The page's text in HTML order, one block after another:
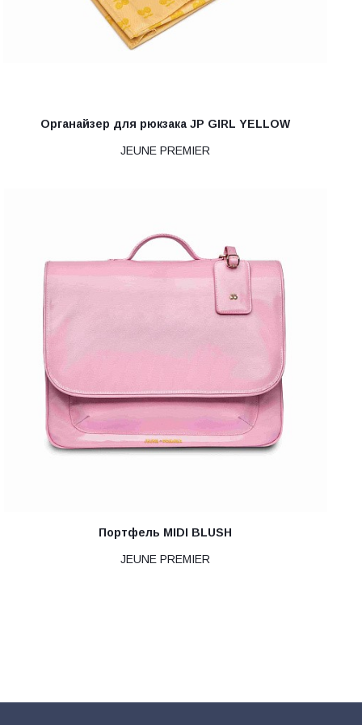
Органайзер для рюкзака JP GIRL YELLOW
JEUNE PREMIER
Портфель MIDI BLUSH
JEUNE PREMIER